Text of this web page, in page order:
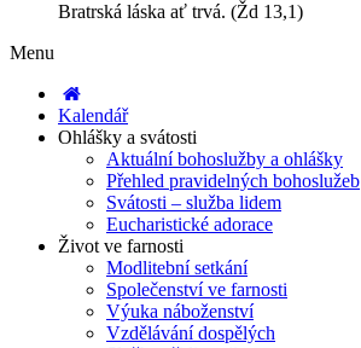
Bratrská láska ať trvá. (Žd 13,1)
Menu
Kalendář
Ohlášky a svátosti
Aktuální bohoslužby a ohlášky
Přehled pravidelných bohoslužeb
Svátosti – služba lidem
Eucharistické adorace
Život ve farnosti
Modlitební setkání
Společenství ve farnosti
Výuka náboženství
Vzdělávání dospělých